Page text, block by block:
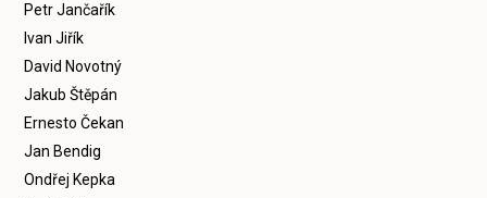
Petr Jančařík
Ivan Jiřík
David Novotný
Jakub Štěpán
Ernesto Čekan
Jan Bendig
Ondřej Kepka